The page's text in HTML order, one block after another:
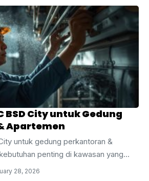
yang sangat pesat. Mulai dari
ruko, perkantoran, hingga
membutuhkan sistem
optimal. Oleh karena itu,
yang berpengalaman dan memahami
split, cassette, dan standing floor
City untuk Gedung
Apartemen
untuk gedung perkantoran &
penting di kawasan yang
BSD City. Sebagai salah satu
28, 2026